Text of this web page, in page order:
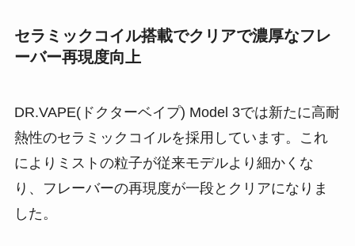
セラミックコイル搭載でクリアで濃厚なフレ
ーバー再現度向上
DR.VAPE(ドクターベイプ) Model 3では新たに高耐
熱性のセラミックコイルを採用しています。これ
によりミストの粒子が従来モデルより細かくな
り、フレーバーの再現度が一段とクリアになりま
した​。